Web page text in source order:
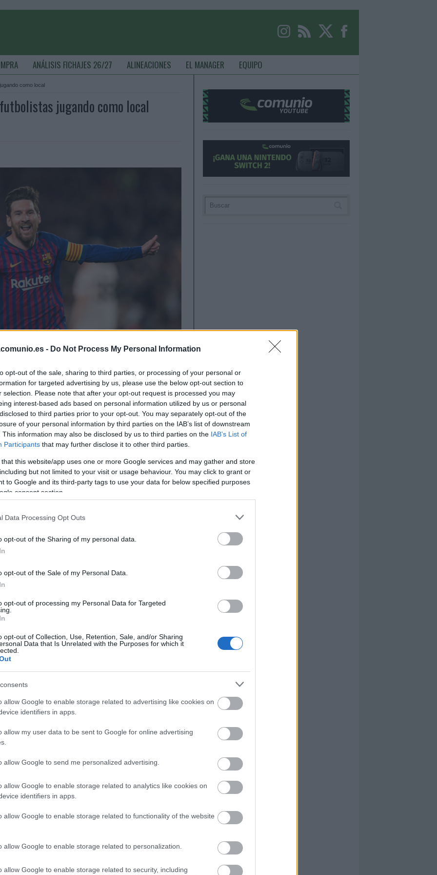
- Do Not Process My Personal Information
opt-out of the sale, sharing to third parties, or processing of your personal or
for targeted advertising by us, please use the below opt-out section to
selection. Please note that after your opt-out request is processed you may
interest-based ads based on personal information utilized by us or personal
to third parties prior to your opt-out. You may separately opt-out of the
of your personal information by third parties on the IAB’s list of downstream
This information may also be disclosed by us to third parties on the IAB’s List of
Participants that may further disclose it to other third parties.
that this website/app uses one or more Google services and may gather and store
but not limited to your visit or usage behaviour. You may click to grant or
to Google and its third-party tags to use your data for below specified purposes
consent section.
Data Processing Opt Outs
opt-out of the Sharing of my personal data.
opt-out of the Sale of my Personal Data.
opt-out of processing my Personal Data for Targeted
opt-out of Collection, Use, Retention, Sale, and/or Sharing
Data that Is Unrelated with the Purposes for which it
allow Google to enable storage related to advertising like cookies on
identifiers in apps.
allow my user data to be sent to Google for online advertising
allow Google to send me personalized advertising.
allow Google to enable storage related to analytics like cookies on
identifiers in apps.
allow Google to enable storage related to functionality of the website
allow Google to enable storage related to personalization.
allow Google to enable storage related to security, including
ANÁLISIS FICHAJES 26/27 ALINEACIONES EL MANAGER EQUIPO
como local
jugando como local
en cuenta factores como la posibilidad de
de forma, rival…pero también cómo rinde el
o lejos de él! Estos son los 5 futbolistas que
local.
8.480.000, 52 puntos)
revelación de la temporada, aunque
que lejos de él. Como local ha
y como visitante, tan sólo 20 en 5 encuentros.
en la temporada (4 y 2 respectivamente), las ha
futbolista al que no hay que dudar en alinear
como visitante.
12.560.000, 57 puntos)
puntos en el Estadio de la Cerámica, dónde ha
su única asistencia hasta la fecha. 9,50 puntos de
de los de Emery que es recomendable
la jornada 14
jornada empieza el viernes, así que aún tienes hoy
para comprar jugadores y reforzar tu equipo. Aquí
12.650.000, 60 puntos como local)
esos los números de Mikel Oyarzabal esta
El donostiarra suma el 63% de sus puntos en su
juego como local. Y eso que se ha perdido un par
en la jornada 14 o 15.
63 puntos como local)
en Balaidos o el Bernabéu, pero en casa
De sus 115 puntos en total, 63 los ha
disputado en Vigo, así como 4 goles de sus 7